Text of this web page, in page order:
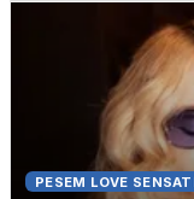
PESEM LOVE